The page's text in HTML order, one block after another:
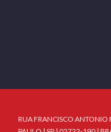
RUA FRANCISCO